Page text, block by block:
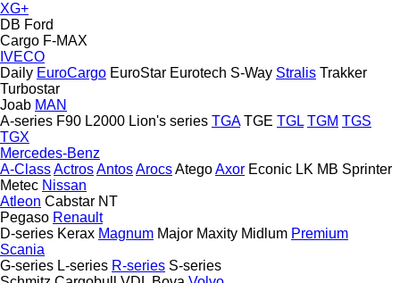
XG+
DB Ford
Cargo F-MAX
IVECO
Daily EuroCargo EuroStar Eurotech S-Way Stralis Trakker
Turbostar
Joab MAN
A-series F90 L2000 Lion's series TGA TGE TGL TGM TGS
TGX
Mercedes-Benz
A-ClassActrosAntosArocsAtegoAxor Econic LK MB Sprinter
Metec Nissan
Atleon Cabstar NT
Pegaso Renault
D-series Kerax Magnum Major Maxity Midlum Premium
Scania
G-series L-series R-series S-series